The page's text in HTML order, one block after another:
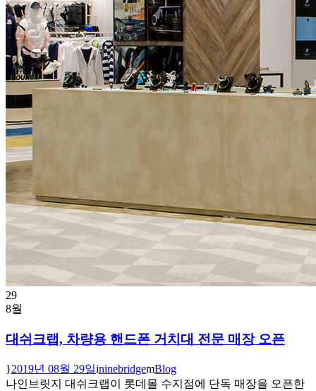
29
8월
대쉬크랩, 차량용 핸드폰 거치대 전문 매장 오픈
2019년 08월 29일 ninebridge
Blog
나인브릿지 대쉬크랩이 롯데몰 수지점에 단독 매장을 오픈한